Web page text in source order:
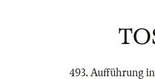
493. Aufführung